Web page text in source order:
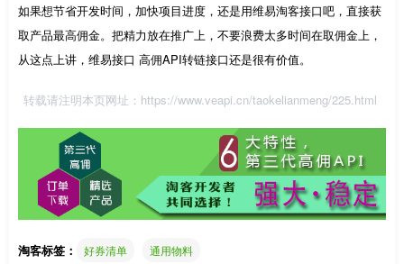
如果想节省开发时间，加快项目进度，还是用维易淘客接口吧，直接获
取产品最高佣金。把精力放在推广上，不要浪费太多时间在取佣金上，
从这点上讲，维易接口 高佣API转链接口还是很有价值。
转载请注明本页网址： https://www.veapi.cn/taokelianmeng/225.html
淘客标签： 好券清单 通用物料